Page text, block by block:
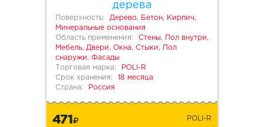
дерева
Поверхность:
Дерево, Бетон, Кирпич,
Минеральные основания
Область применения:
Стены, Пол внутри,
Мебель, Двери, Окна, Стыки, Пол
снаружи, Фасады
Торговая марка:
POLI-R
Срок хранения:
18 месяца
Страна:
Россия
471 POLI-R